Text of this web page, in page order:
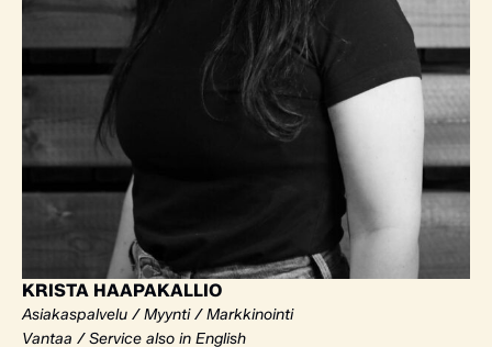
KRISTA HAAPAKALLIO
Asiakaspalvelu / Myynti / Markkinointi
Vantaa / Service also in English